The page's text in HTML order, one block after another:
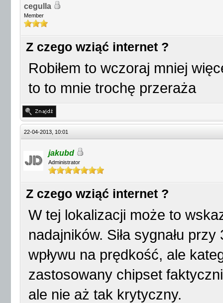
cegulla
Member
Z czego wziąć internet ?
Robiłem to wczoraj mniej
to to mnie trochę przeraża
22-04-2013, 10:01
jakubd
Administrator
Z czego wziąć internet ?
W tej lokalizacji może to
nadajników. Siła sygnału
wpływu na prędkość, ale
zastosowany chipset
ale nie aż tak krytyczny.